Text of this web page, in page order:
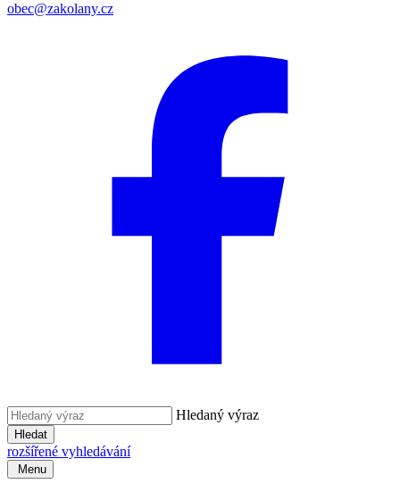
obec@zakolany.cz
Hledaný výraz
Hledat
rozšířené vyhledávání
Menu